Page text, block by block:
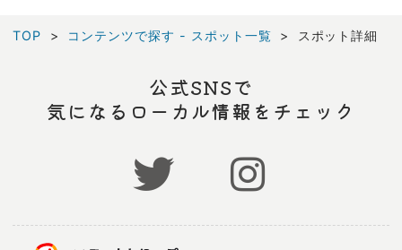
TOP コンテンツで探す - スポット一覧 スポット詳細
公式SNSで
気になるローカル情報をチェック